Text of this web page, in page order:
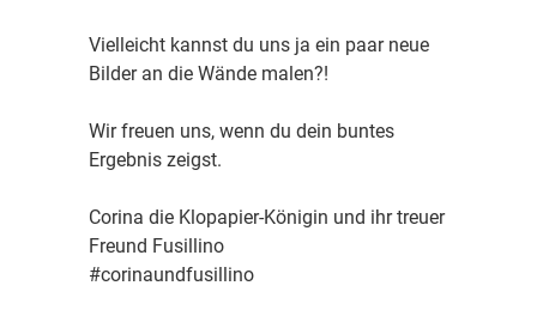
Vielleicht kannst du uns ja ein paar neue
Bilder an die Wände malen?!
Wir freuen uns, wenn du dein buntes
Ergebnis zeigst.
Corina die Klopapier-Königin und ihr treuer
Freund Fusillino
#corinaundfusillino